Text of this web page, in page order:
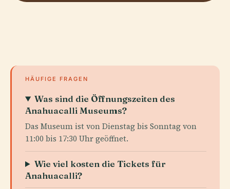
HÄUFIGE FRAGEN
Was sind die Öffnungszeiten des
Anahuacalli Museums?
Das Museum ist von Dienstag bis Sonntag von
11:00 bis 17:30 Uhr geöffnet.
Wie viel kosten die Tickets für
Anahuacalli?